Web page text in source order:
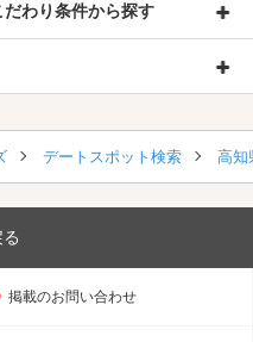
わり条件から探す
デートスポット検索 高知
る
掲載のお問い合わせ